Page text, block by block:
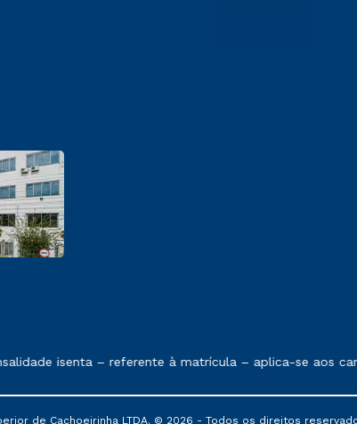
exposto no contrato de prestação de serviços
isenta – referente à matrícula – aplica-se aos
de Cachoeirinha LTDA. © 2026 - Todos os direitos